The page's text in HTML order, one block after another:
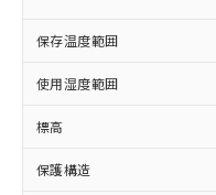
保存温度範囲
使用湿度範囲
標高
保護構造
本サービ
在庫状況
記載して
タに基づ
覧された
準価格と
仕入先様の事情
むを得ず変更す
六価クロム(Cr(Ⅵ))
類(PBB) 1000ppm以
(PBDE) 1000ppm以下
基準値を超えて
「－」：未確認
Pb(鉛) :1000ppm、
Cr(Ⅵ)(六価クロム) :
当社は、
（以下｢規
または国
国政府の
可)を取得